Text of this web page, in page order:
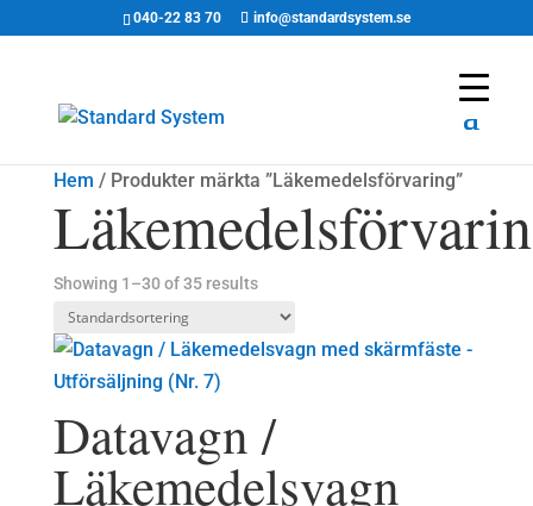
040-22 83 70 info@standardsystem.se
Hem / Produkter märkta ”Läkemedelsförvaring”
Showing 1–30 of 35 results
Datavagn /
Läkemedelsvagn